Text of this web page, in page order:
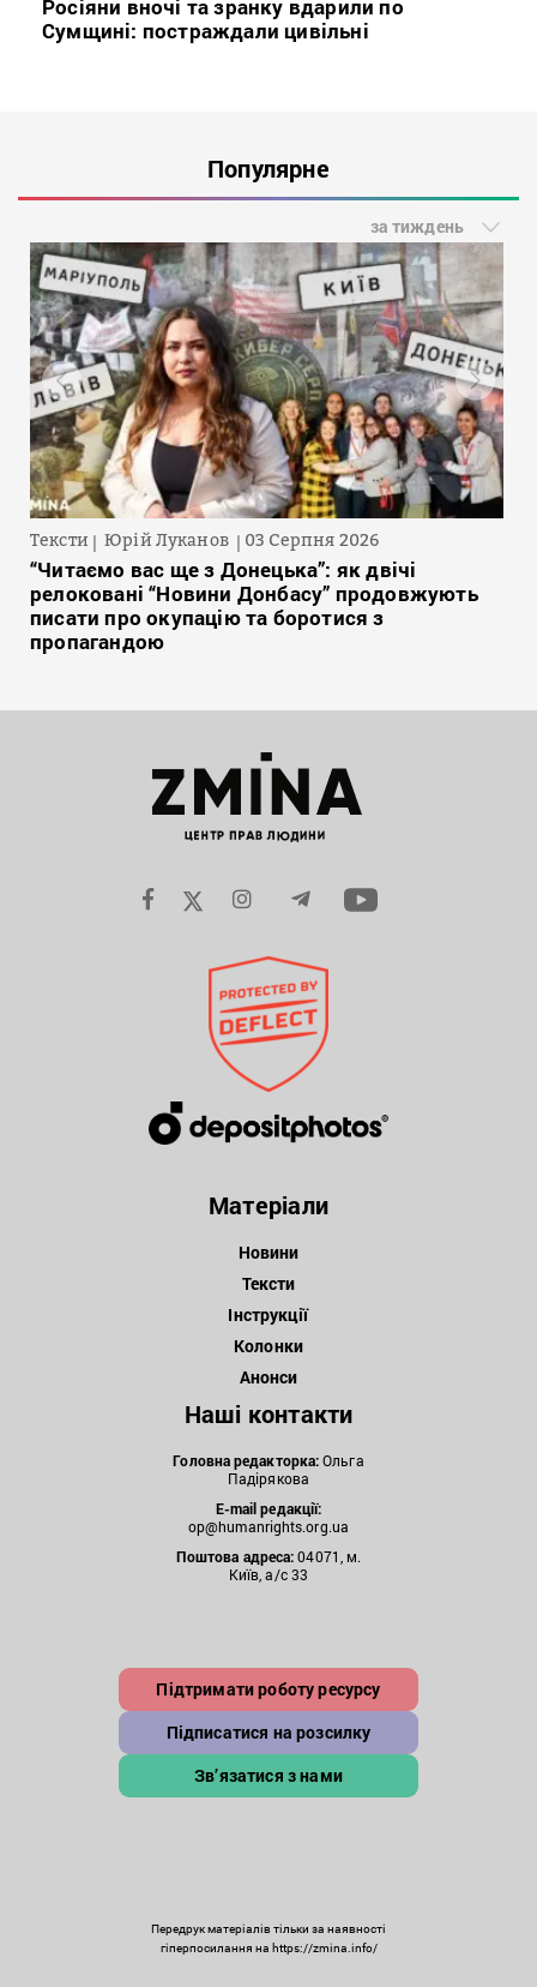
Росіяни вночі та зранку вдарили по
Сумщині: постраждали цивільні
Популярне
за тиждень
Тексти Юрій Луканов 03 Серпня 2026
“Читаємо вас ще з Донецька”: як двічі
релоковані “Новини Донбасу” продовжують
писати про окупацію та боротися з
пропагандою
Матеріали
Новини
Тексти
Інструкції
Колонки
Анонси
Наші контакти
Головна редакторка:Ольга
Падірякова
E-mail редакції:
op@humanrights.org.ua
Поштова адреса:04071, м.
Київ, а/с 33
Підтримати роботу ресурсу
Підписатися на розсилку
Зв’язатися з нами
Передрук матеріалів тільки за наявності
гіперпосилання на https://zmina.info/